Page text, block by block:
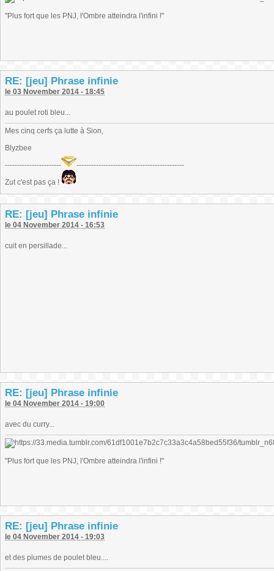
"Plus fort que les PNJ, l'Ombre atteindra l'infini !"
RE: [jeu] Phrase infinie
le 03 November 2014 - 18:45
au poulet roti bleu...
Mes cinq cerfs ça lutte à Sion,
Blyzbee
-----------------------
--------------------------------------------
Zut c'est pas ça !
RE: [jeu] Phrase infinie
le 04 November 2014 - 16:53
cuit en persillade...
RE: [jeu] Phrase infinie
le 04 November 2014 - 19:00
avec du curry...
"Plus fort que les PNJ, l'Ombre atteindra l'infini !"
RE: [jeu] Phrase infinie
le 04 November 2014 - 19:03
et des plumes de poulet bleu....